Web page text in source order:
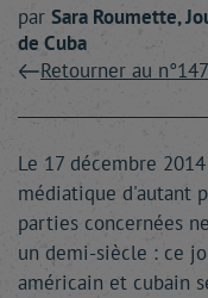
par Sara Roumette,
de Cuba
Retourner au n°147
Le 17 décembre
médiatique d'autant
parties concernées
un demi-siècle : ce
américain et cubain